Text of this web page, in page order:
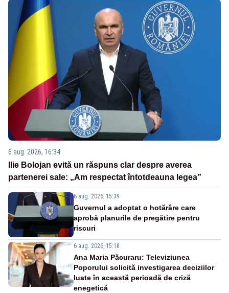
6 aug. 2026, 16:34
Ilie Bolojan evită un răspuns clar despre averea
partenerei sale: „Am respectat întotdeauna legea”
6 aug. 2026, 15:39
Guvernul a adoptat o hotărâre care
aprobă planurile de pregătire pentru
riscuri
6 aug. 2026, 15:18
Ana Maria Păcuraru: Televiziunea
Poporului solicită investigarea deciziilor
luate în această perioadă de criză
enegetică